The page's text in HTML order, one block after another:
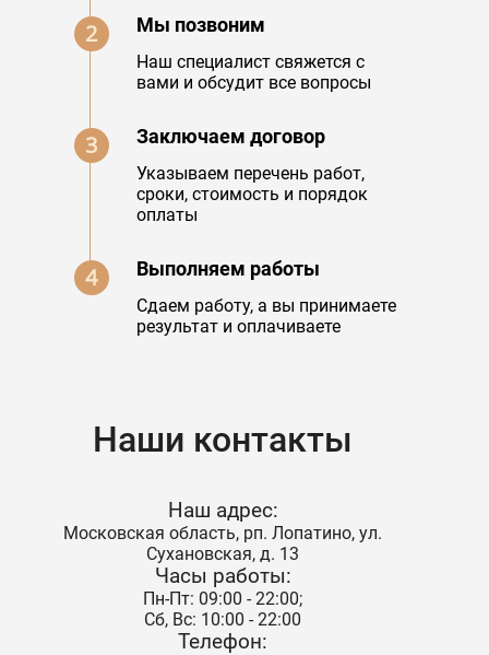
2 Мы позвоним
Наш специалист свяжется с
вами и обсудит все вопросы
3 Заключаем договор
Указываем перечень работ,
сроки, стоимость и порядок
оплаты
4 Выполняем работы
Сдаем работу, а вы принимаете
результат и оплачиваете
Наши контакты
Наш адрес:
Московская область, рп. Лопатино, ул.
Сухановская, д. 13
Часы работы:
Пн-Пт: 09:00 - 22:00;
Сб, Вс: 10:00 - 22:00
Телефон: